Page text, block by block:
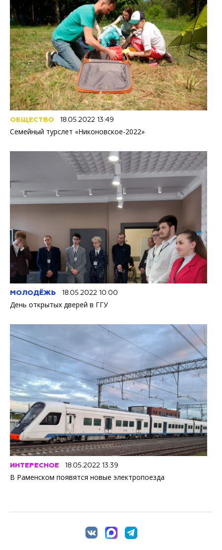
ОБЩЕСТВО 18.05.2022 13:49
Семейный турслет «Никоновское-2022»
МОЛОДЁЖЬ 18.05.2022 10:00
День открытых дверей в ГГУ
ИНТЕРЕСНОЕ 18.05.2022 13:39
В Раменском появятся новые электропоезда